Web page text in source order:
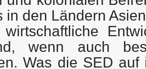
in den Ländern
wenn auch
Was die SED auf